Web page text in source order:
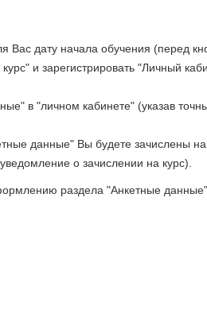
дату начала обучения (перед
и зарегистрировать "Личный
в "личном кабинете" (указав
данные" Вы будете зачислены
о зачислении на курс).
раздела "Анкетные